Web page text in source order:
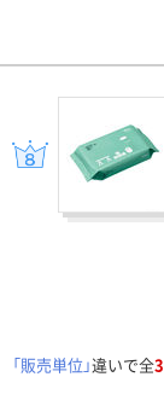
「販売単位」違いで全3